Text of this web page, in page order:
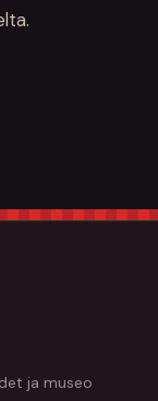
ja museo